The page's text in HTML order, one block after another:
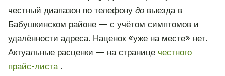
честный диапазон по телефону до выезда в
Бабушкинском районе — с учётом симптомов и
удалённости адреса. Наценок «уже на месте» нет.
Актуальные расценки — на странице честного
прайс-листа .